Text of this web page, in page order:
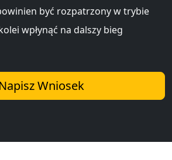
być rozpatrzony w trybie
wpłynąć na dalszy bieg
Napisz Wniosek